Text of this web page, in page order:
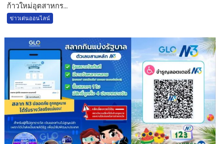
ก้าวใหม่อุตสาหกร...
ข่าวเด่นออนไลน์